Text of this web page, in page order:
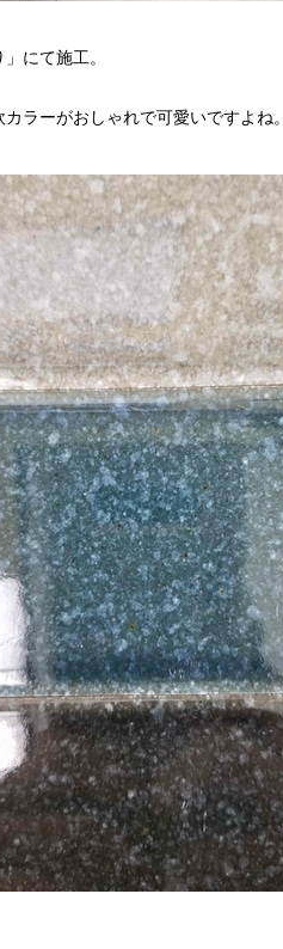
にて施工。
ラーがおしゃれで可愛いですよね。